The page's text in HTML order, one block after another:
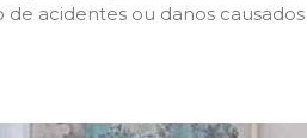
de acidentes ou danos